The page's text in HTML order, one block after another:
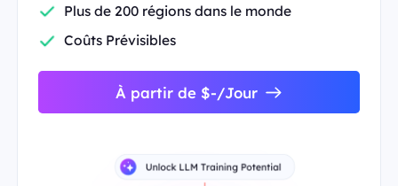
Plus de 200 régions dans le monde
Coûts Prévisibles
À partir de $-/Jour